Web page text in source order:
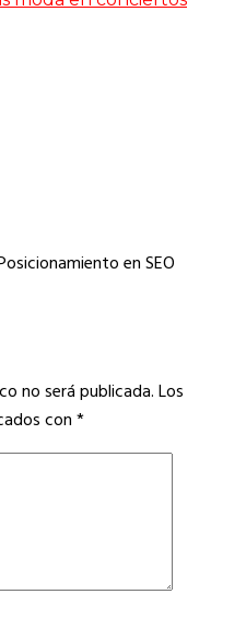
en SEO
no será publicada.Los
con*